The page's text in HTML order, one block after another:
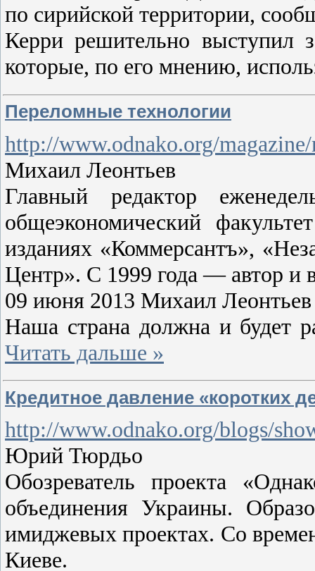
по сирийской территории,
Керри решительно выступил
которые, по его мнению,
Переломные технологии
http://www.odnako.org/
Михаил Леонтьев
Главный редактор
общеэкономический
изданиях «Коммерсантъ»,
Центр». С 1999 года — автор и
09 июня 2013 Михаил Леонтьев
Наша страна должна и будет
Читать дальше »
Кредитное давление «коротких
http://www.odnako.org/blogs/
Юрий Тюрдьо
Обозреватель проекта
объединения Украины.
имиджевых проектах. Со
Киеве.